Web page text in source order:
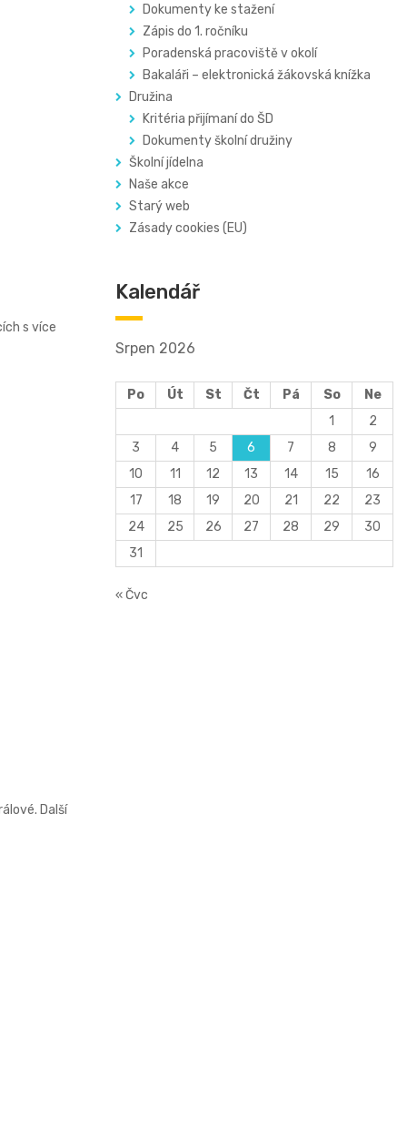
s více
Další
Dokumenty ke stažení
Zápis do 1. ročníku
Poradenská pracoviště v okolí
Bakaláři – elektronická žákovská knížka
Družina
Kritéria přijímaní do ŠD
Dokumenty školní družiny
Školní jídelna
Naše akce
Starý web
Zásady cookies (EU)
Kalendář
Srpen 2026
Po Út St Čt Pá So
Ne
1
2
3
4 5 6 7 8
9
10
11 12 13 14 15
16
17
18 19 20 21 22
23
24
25 26 27 28 29
30
31
« Čvc